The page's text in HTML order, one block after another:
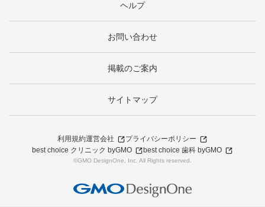
ヘルプ
お問い合わせ
掲載のご案内
サイトマップ
利用規約運営会社
プライバシーポリシー
best choice クリニック byGMO
best choice 歯科 byGMO
©GMO DesignOne, Inc. All Rights reserved.